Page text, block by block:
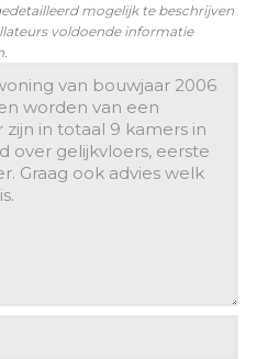
mogelijk te beschrijven
voldoende informatie